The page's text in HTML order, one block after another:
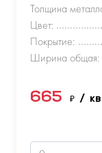
Толщина
Цвет:
Покрытие:
Ширина общая:
665 ₽ /